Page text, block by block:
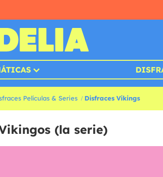
Películas & Series Disfraces Vikings
(la serie)